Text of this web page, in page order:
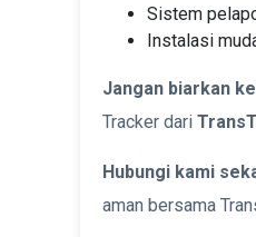
Sistem
Instalasi
Jangan biarkan
Tracker dari
Hubungi kami
aman bersama